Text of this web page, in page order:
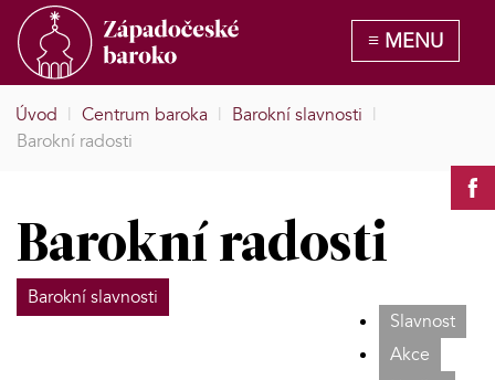
Úvod | Centrum baroka | Barokní slavnosti |
Barokní radosti
Barokní radosti
Barokní slavnosti
Slavnost
Akce